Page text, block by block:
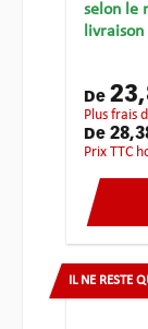
selon le
livraison
De
plus frais
De
Prix TTC
IL NE RESTE